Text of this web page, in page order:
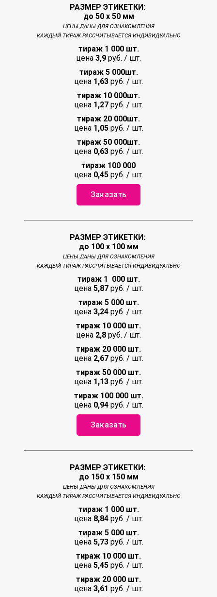
РАЗМЕР ЭТИКЕТКИ:
до 50 х 50 мм
ЦЕНЫ ДАНЫ ДЛЯ ОЗНАКОМЛЕНИЯ
КАЖДЫЙ ТИРАЖ РАССЧИТЫВАЕТСЯ ИНДИВИДУАЛЬНО
тираж 1 000 шт.
цена 3,9 руб. / шт.
тираж 5 000шт.
цена 1,63руб. / шт.
тираж 10 000шт.
цена 1,27руб. / шт.
тираж 20 000шт.
цена 1,05руб. / шт.
тираж 50 000шт.
цена 0,63 руб. / шт.
тираж 100 000
цена 0,45руб. / шт.
Заказать
РАЗМЕР ЭТИКЕТКИ:
до 100 х 100 мм
ЦЕНЫ ДАНЫ ДЛЯ ОЗНАКОМЛЕНИЯ
КАЖДЫЙ ТИРАЖ РАССЧИТЫВАЕТСЯ ИНДИВИДУАЛЬНО
тираж 1 000 шт.
цена 5,87 руб. / шт.
тираж 5 000 шт.
цена 3,24руб. / шт.
тираж 10 000 шт.
цена 2,8 руб. / шт.
тираж 20 000 шт.
цена 2,67руб. / шт.
тираж 50 000 шт.
цена 1,13руб. / шт.
тираж 100 000 шт.
цена 0,94руб. / шт.
Заказать
РАЗМЕР ЭТИКЕТКИ:
до 150 х 150 мм
ЦЕНЫ ДАНЫ ДЛЯ ОЗНАКОМЛЕНИЯ
КАЖДЫЙ ТИРАЖ РАССЧИТЫВАЕТСЯ ИНДИВИДУАЛЬНО
тираж 1 000 шт.
цена 8,84 руб. / шт.
тираж 5 000 шт.
цена5,73руб. / шт.
тираж 10 000 шт.
цена 5,45руб. / шт.
тираж 20 000 шт.
цена 3,61 руб. / шт.